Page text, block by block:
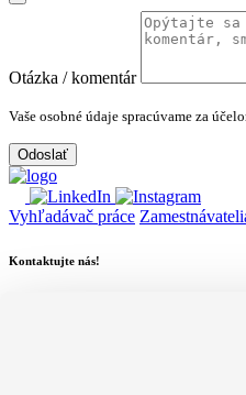
Otázka / komentár
Vaše osobné údaje spracúvame za
Vyhľadávač práce
Kontaktujte nás!